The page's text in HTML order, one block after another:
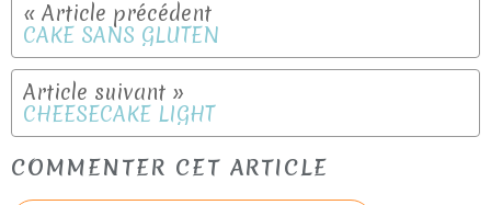
CAKE SANS GLUTEN
CHEESECAKE LIGHT
COMMENTER CET ARTICLE